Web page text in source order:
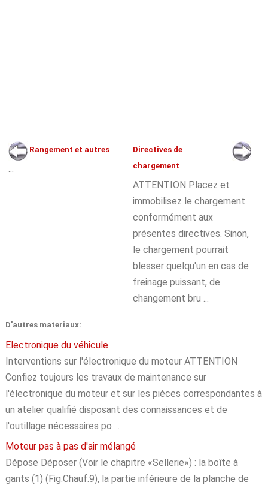
Rangement et autres
Directives de
chargement
ATTENTION Placez et
immobilisez le chargement
conformément aux
présentes directives. Sinon,
le chargement pourrait
blesser quelqu'un en cas de
freinage puissant, de
changement bru ...
D'autres materiaux:
Electronique du véhicule
Interventions sur l'électronique du moteur ATTENTION
Confiez toujours les travaux de maintenance sur
l'électronique du moteur et sur les pièces correspondantes à
un atelier qualifié disposant des connaissances et de
l'outillage nécessaires po ...
Moteur pas à pas d'air mélangé
Dépose Déposer (Voir le chapitre «Sellerie») : la boîte à
gants (1) (Fig.Chauf.9), la partie inférieure de la planche de